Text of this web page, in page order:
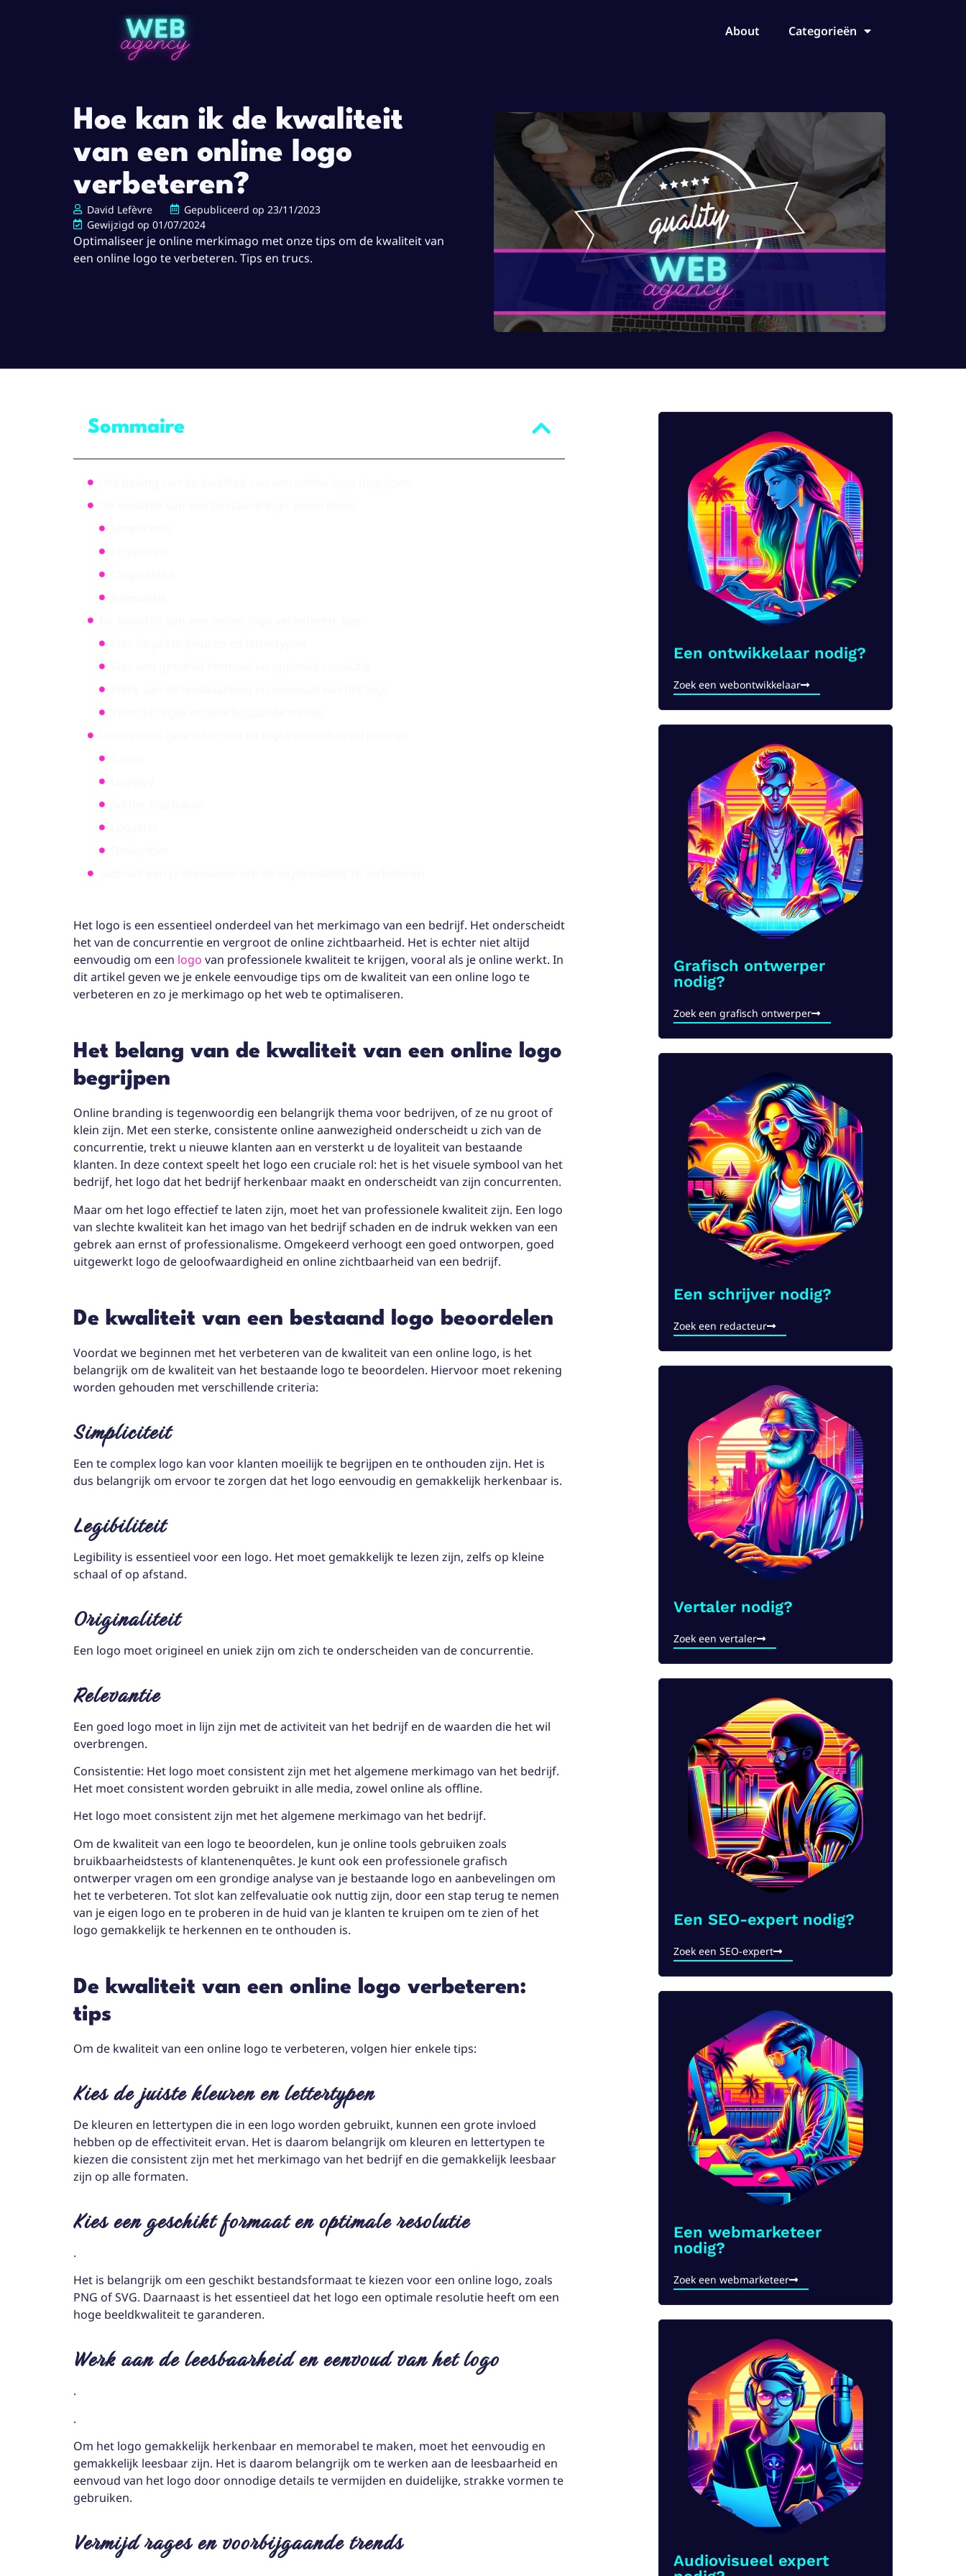
About Categorieën
Hoe kan ik de kwaliteit
van een online logo
verbeteren?
David Lefèvre Gepubliceerd op 23/11/2023
Gewijzigd op 01/07/2024
Optimaliseer je online merkimago met onze tips om de kwaliteit van
een online logo te verbeteren. Tips en trucs.
Sommaire
Het logo is een essentieel onderdeel van het merkimago van een bedrijf. Het onderscheidt
het van de concurrentie en vergroot de online zichtbaarheid. Het is echter niet altijd
eenvoudig om een logo van professionele kwaliteit te krijgen, vooral als je online werkt. In
dit artikel geven we je enkele eenvoudige tips om de kwaliteit van een online logo te
verbeteren en zo je merkimago op het web te optimaliseren.
Het belang van de kwaliteit van een online logo
begrijpen
Online branding is tegenwoordig een belangrijk thema voor bedrijven, of ze nu groot of
klein zijn. Met een sterke, consistente online aanwezigheid onderscheidt u zich van de
concurrentie, trekt u nieuwe klanten aan en versterkt u de loyaliteit van bestaande
klanten. In deze context speelt het logo een cruciale rol: het is het visuele symbool van het
bedrijf, het logo dat het bedrijf herkenbaar maakt en onderscheidt van zijn concurrenten.
Maar om het logo effectief te laten zijn, moet het van professionele kwaliteit zijn. Een logo
van slechte kwaliteit kan het imago van het bedrijf schaden en de indruk wekken van een
gebrek aan ernst of professionalisme. Omgekeerd verhoogt een goed ontworpen, goed
uitgewerkt logo de geloofwaardigheid en online zichtbaarheid van een bedrijf.
De kwaliteit van een bestaand logo beoordelen
Voordat we beginnen met het verbeteren van de kwaliteit van een online logo, is het
belangrijk om de kwaliteit van het bestaande logo te beoordelen. Hiervoor moet rekening
worden gehouden met verschillende criteria:
Simpliciteit
Een te complex logo kan voor klanten moeilijk te begrijpen en te onthouden zijn. Het is
dus belangrijk om ervoor te zorgen dat het logo eenvoudig en gemakkelijk herkenbaar is.
Legibiliteit
Legibility is essentieel voor een logo. Het moet gemakkelijk te lezen zijn, zelfs op kleine
schaal of op afstand.
Originaliteit
Een logo moet origineel en uniek zijn om zich te onderscheiden van de concurrentie.
Relevantie
Een goed logo moet in lijn zijn met de activiteit van het bedrijf en de waarden die het wil
overbrengen.
Consistentie: Het logo moet consistent zijn met het algemene merkimago van het bedrijf.
Het moet consistent worden gebruikt in alle media, zowel online als offline.
Het logo moet consistent zijn met het algemene merkimago van het bedrijf.
Om de kwaliteit van een logo te beoordelen, kun je online tools gebruiken zoals
bruikbaarheidstests of klantenenquêtes. Je kunt ook een professionele grafisch
ontwerper vragen om een grondige analyse van je bestaande logo en aanbevelingen om
het te verbeteren. Tot slot kan zelfevaluatie ook nuttig zijn, door een stap terug te nemen
van je eigen logo en te proberen in de huid van je klanten te kruipen om te zien of het
logo gemakkelijk te herkennen en te onthouden is.
De kwaliteit van een online logo verbeteren:
tips
Om de kwaliteit van een online logo te verbeteren, volgen hier enkele tips:
Kies de juiste kleuren en lettertypen
De kleuren en lettertypen die in een logo worden gebruikt, kunnen een grote invloed
hebben op de effectiviteit ervan. Het is daarom belangrijk om kleuren en lettertypen te
kiezen die consistent zijn met het merkimago van het bedrijf en die gemakkelijk leesbaar
zijn op alle formaten.
Kies een geschikt formaat en optimale resolutie
.
Het is belangrijk om een geschikt bestandsformaat te kiezen voor een online logo, zoals
PNG of SVG. Daarnaast is het essentieel dat het logo een optimale resolutie heeft om een
hoge beeldkwaliteit te garanderen.
Werk aan de leesbaarheid en eenvoud van het logo
.
.
Om het logo gemakkelijk herkenbaar en memorabel te maken, moet het eenvoudig en
gemakkelijk leesbaar zijn. Het is daarom belangrijk om te werken aan de leesbaarheid en
eenvoud van het logo door onnodige details te vermijden en duidelijke, strakke vormen te
gebruiken.
Vermijd rages en voorbijgaande trends
Een ontwikkelaar nodig?​
Zoek een webontwikkelaar
Grafisch ontwerper
nodig?
Zoek een grafisch ontwerper
Een schrijver nodig?​
Zoek een redacteur
Vertaler nodig?​
Zoek een vertaler
Een SEO-expert nodig?​
Zoek een SEO-expert
Een webmarketeer
nodig?​
Zoek een webmarketeer
Audiovisueel expert